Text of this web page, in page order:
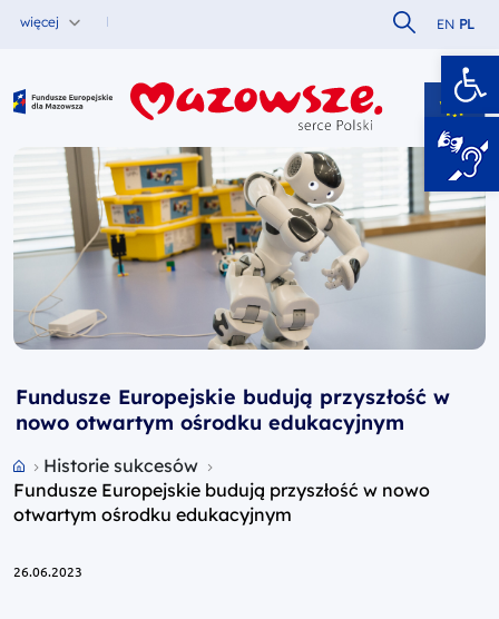
więcej Szukaj w
EN PL
Fundusze Europejskie dla Mazowsza
Fundusze Europejskie budują przyszłość w
nowo otwartym ośrodku edukacyjnym
Przejdź do strony głównej portalu
Historie sukcesów
Fundusze Europejskie budują przyszłość w nowo
otwartym ośrodku edukacyjnym
26.06.2023